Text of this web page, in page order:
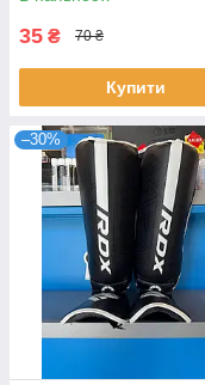
35 ₴ 70 ₴
Купити
–30%